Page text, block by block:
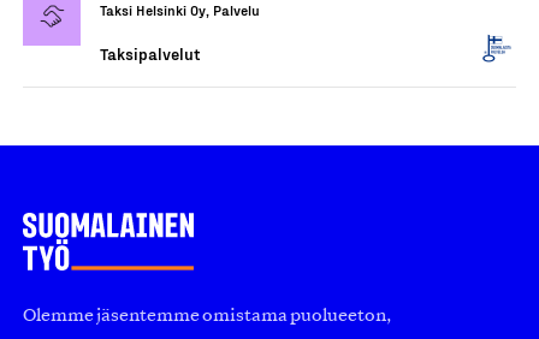
Taksi Helsinki Oy, Palvelu
Taksipalvelut
Olemme jäsentemme omistama puolueeton,